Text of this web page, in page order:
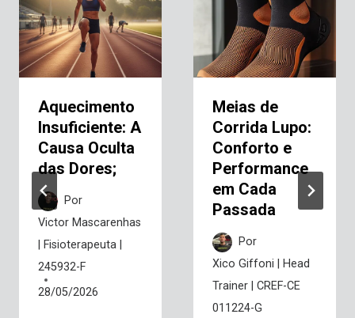
Aquecimento
Insuficiente: A
Causa Oculta
das Dores;
Por
Victor Mascarenhas
| Fisioterapeuta |
245932-F
28/05/2026
Meias de
Corrida Lupo:
Conforto e
Performance
em Cada
Passada
Por
Xico Giffoni | Head
Trainer | CREF-CE
011224-G